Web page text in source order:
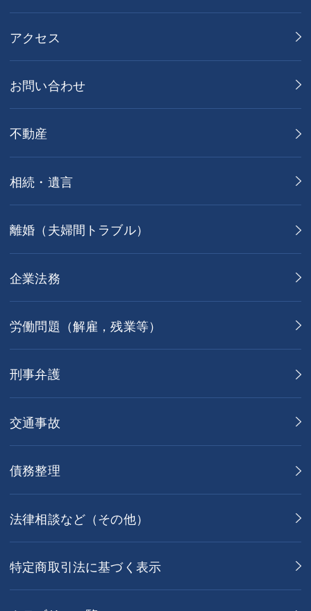
アクセス
お問い合わせ
不動産
相続・遺言
離婚（夫婦間トラブル）
企業法務
労働問題（解雇，残業等）
刑事弁護
交通事故
債務整理
法律相談など（その他）
特定商取引法に基づく表示